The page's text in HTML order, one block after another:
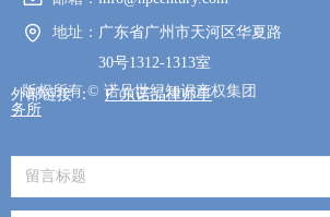
地址： 广东省广州市天河区华夏路
30号1312-1313室
版权所有 © 诺品世纪知识产权集团
外部链接 ：广东诺品律师事
务所